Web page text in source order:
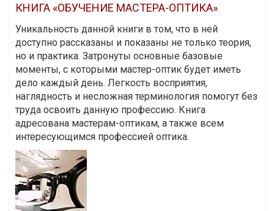
КНИГА «ОБУЧЕНИЕ МАСТЕРА-ОПТИКА»
Уникальность данной книги в том, что в ней
доступно рассказаны и показаны не только теория,
но и практика. Затронуты основные базовые
моменты, с которыми мастер-оптик будет иметь
дело каждый день. Легкость восприятия,
наглядность и несложная терминология помогут без
труда освоить данную профессию. Книга
адресована мастерам-оптикам, а также всем
интересующимся профессией оптика.